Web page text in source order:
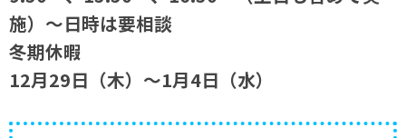
施）～日時は要相談
冬期休暇
12月29日（木）～1月4日（水）